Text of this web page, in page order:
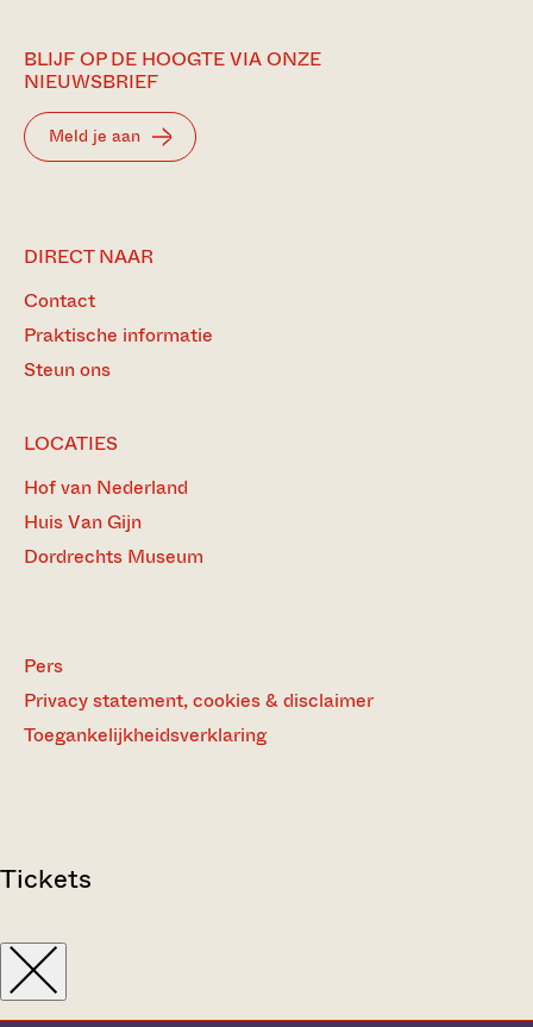
BLIJF OP DE HOOGTE VIA ONZE
NIEUWSBRIEF
Meld je aan
DIRECT NAAR
Contact
Praktische informatie
Steun ons
LOCATIES
Hof van Nederland
Huis Van Gijn
Dordrechts Museum
Pers
Privacy statement, cookies & disclaimer
Toegankelijkheidsverklaring
Tickets